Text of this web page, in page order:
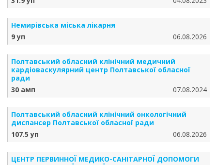
Немирівська міська лікарня
9 уп
06.08.2026
Полтавський обласний клінічний медичний
кардіоваскулярний центр Полтавської обласної
ради
30 амп
07.08.2024
Полтавський обласний клінічний онкологічний
диспансер Полтавської обласної ради
107.5 уп
06.08.2026
ЦЕНТР ПЕРВИННОЇ МЕДИКО-САНІТАРНОЇ ДОПОМОГИ